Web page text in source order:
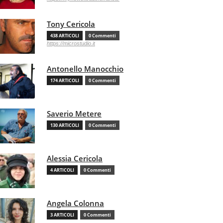
Tony Cericola
438 ARTICOLI 0 Commenti
https://microstudio.it
Antonello Manocchio
174 ARTICOLI 0 Commenti
Saverio Metere
130 ARTICOLI 0 Commenti
Alessia Cericola
4 ARTICOLI 0 Commenti
Angela Colonna
3 ARTICOLI 0 Commenti